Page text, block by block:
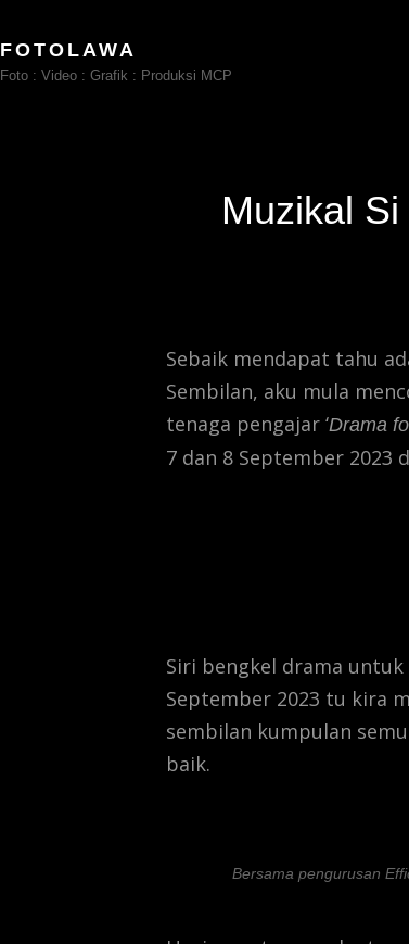
FOTOLAWA
Foto : Video : Grafik : Produksi MCP
Muzikal
Sebaik mendapat tahu
Sembilan, aku mula
tenaga pengajar ‘Drama
7 dan 8 September 2023
Siri bengkel drama untuk
September 2023 tu kira
sembilan kumpulan
baik.
Bersama pengurusan